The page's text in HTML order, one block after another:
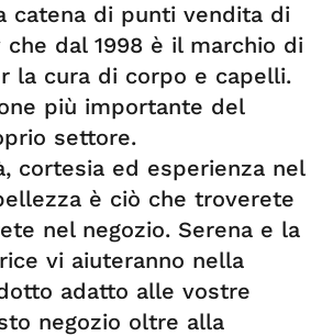
catena di punti vendita di
che dal 1998 è il marchio di
la cura di corpo e capelli.
più importante del
settore.
cortesia ed esperienza nel
è ciò che troverete
nel negozio. Serena e la
vi aiuteranno nella
adatto alle vostre
negozio oltre alla